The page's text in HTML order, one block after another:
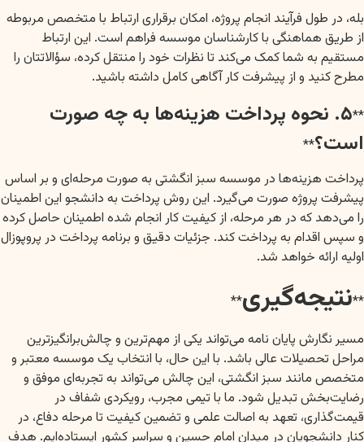
بله، در طول فرآیند انجام پروژه، امکان برقراری ارتباط با متخصص مربوطه
از طریق هماهنگی با کارشناسان موسسه فراهم است. این ارتباط
مستقیم به شما کمک می‌کند تا نظرات خود را منتقل کرده، سؤالاتتان را
مطرح کنید و از پیشرفت کار آگاهی کامل داشته باشید.
**
۵. نحوه پرداخت هزینه‌ها به چه صورت
است؟**
پرداخت هزینه‌ها در موسسه سبز انگشتی به صورت مرحله‌ای و بر اساس
پیشرفت پروژه صورت می‌گیرد. این روش پرداخت به دانشجو این اطمینان
را می‌دهد که در هر مرحله، از کیفیت کار انجام شده اطمینان حاصل کرده
و سپس اقدام به پرداخت کند. جزئیات دقیق و برنامه پرداخت در پروپوزال
اولیه ارائه خواهد شد.
**نتیجه‌گیری**
مسیر نگارش پایان نامه می‌تواند یکی از مهم‌ترین و چالش‌برانگیزترین
مراحل تحصیلات عالی باشد. با این حال، با انتخاب یک موسسه معتبر و
متخصص مانند سبز انگشتی، این چالش می‌تواند به تجربه‌ای موفق و
رضایت‌بخش تبدیل شود. ما با تیمی مجرب، رویکردی شفاف در
قیمت‌گذاری، تعهد به اصالت علمی و تضمین کیفیت تا مرحله دفاع، در
کنار دانشجویان در میدان امام حسین و سراسر کشور ایستاده‌ایم. هدف